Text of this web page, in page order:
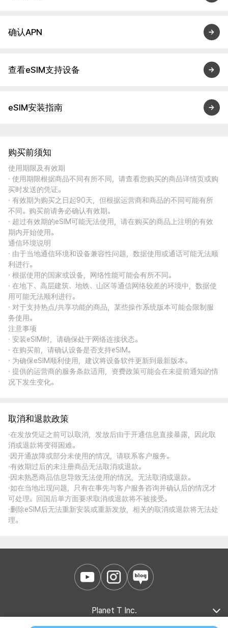
确认APN
查看eSIM支持设备
eSIM安装指南
购买前须知
使用期限及有效期
· 使用期限根据商品不同有所不同，请查看您购买的商品详情页或购
买时发送的凭证。
· 有效期为购买之日起90天，但根据运营商和商品的不同可能有所
不同。购买前请务必确认有效期。
· 超过有效期的eSIM可能无法使用，请在购买的商品上注明的有效
期内开始使用。
通信环境说明
· 由于当地通信环境和设备兼容性问题，数据使用或通话可能无法顺
利进行。
· 根据使用的国家或设备，网络性能可能会有所不同。
· 在地下、高层建筑、地铁、山区等通信网络较差的环境中，数据使
用可能无法顺利进行。
· 对于支持热点/共享功能的商品，某些操作系统版本可能会限制服
务使用。
注意事项
· 安装eSIM时，请确保处于网络连接状态。
· 在购买前，请确认设备是否支持eSIM。
· 为确保eSIM顺利使用，建议将设备软件更新到最新版本。
· 提供的运营商的服务条款适用，资费政策可能会在未提前通知的情
况下发生变化。
取消和退款政策
·在发放凭证之前可以取消，发放后由于开通信息直接暴露，因此取
消或退款将变得困难。
·因开通故障或部分未使用的情况，请联系客户服务。
·有效期过后的未注册商品无法取消或退款。
·因未熟悉商品信息导致无法使用的情况，无法取消或退款。
·如在当地出现问题，只有在事先与客户服务咨询并确认后的情况才
可处理。回国后单方面要求取消或退款将不被接受。
·删除eSIM后无法重新安装或重新发放，相关的取消或退款将无法处
理。
Planet T Inc.